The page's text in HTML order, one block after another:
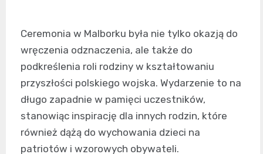
Ceremonia w Malborku była nie tylko okazją do
wręczenia odznaczenia, ale także do
podkreślenia roli rodziny w kształtowaniu
przyszłości polskiego wojska. Wydarzenie to na
długo zapadnie w pamięci uczestników,
stanowiąc inspirację dla innych rodzin, które
również dążą do wychowania dzieci na
patriotów i wzorowych obywateli.